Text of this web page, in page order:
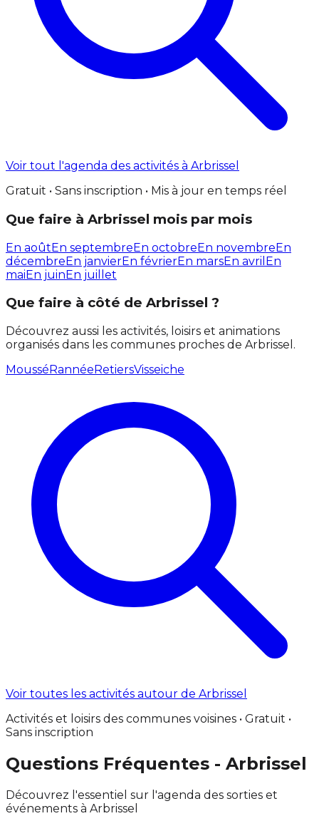
Voir tout l'agenda des activités à Arbrissel
Gratuit • Sans inscription • Mis à jour en temps réel
Que faire à Arbrissel mois par mois
En aoûtEn septembreEn octobreEn novembreEn
décembreEn janvierEn févrierEn marsEn avril En
maiEn juinEn juillet
Que faire à côté de Arbrissel ?
Découvrez aussi les activités, loisirs et animations
organisés dans les communes proches de Arbrissel.
MousséRannéeRetiersVisseiche
Voir toutes les activités autour de Arbrissel
Activités et loisirs des communes voisines • Gratuit •
Sans inscription
Questions Fréquentes - Arbrissel
Découvrez l'essentiel sur l'agenda des sorties et
événements à Arbrissel